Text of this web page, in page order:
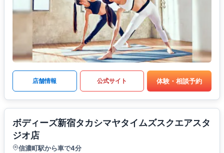
店舗情報 公式サイト 体験・相談予約
ボディーズ新宿タカシマヤタイムズスクエアスタ
ジオ店
信濃町駅から車で4分